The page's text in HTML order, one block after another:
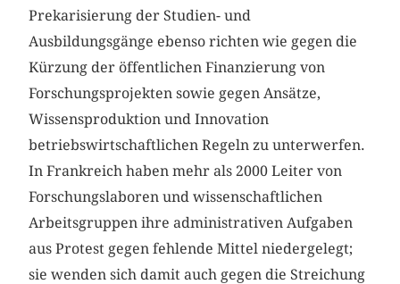
Prekarisierung der Studien- und
Ausbildungsgänge ebenso richten wie gegen die
Kürzung der öffentlichen Finanzierung von
Forschungsprojekten sowie gegen Ansätze,
Wissensproduktion und Innovation
betriebswirtschaftlichen Regeln zu unterwerfen.
In Frankreich haben mehr als 2000 Leiter von
Forschungslaboren und wissenschaftlichen
Arbeitsgruppen ihre administrativen Aufgaben
aus Protest gegen fehlende Mittel niedergelegt;
sie wenden sich damit auch gegen die Streichung